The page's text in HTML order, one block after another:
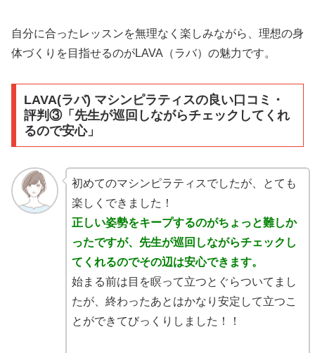
自分に合ったレッスンを無理なく楽しみながら、理想の身
体づくりを目指せるのがLAVA（ラバ）の魅力です。
LAVA(ラバ) マシンピラティスの良い口コミ・
評判③「先生が巡回しながらチェックしてくれ
るので安心」
初めてのマシンピラティスでしたが、とても
楽しくできました！
正しい姿勢をキープするのがちょっと難しか
ったですが、先生が巡回しながらチェックし
てくれるのでその辺は安心できます。
始まる前は目を瞑って立つとぐらついてまし
たが、終わったあとはかなり安定して立つこ
とができてびっくりしました！！